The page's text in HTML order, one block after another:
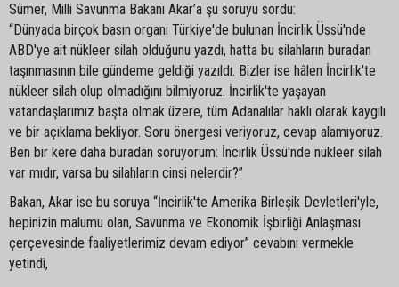
Sümer, Milli Savunma Bakanı Akar’a şu soruyu sordu:
“Dünyada birçok basın organı Türkiye'de bulunan İncirlik Üssü'nde
ABD'ye ait nükleer silah olduğunu yazdı, hatta bu silahların buradan
taşınmasının bile gündeme geldiği yazıldı. Bizler ise hâlen İncirlik'te
nükleer silah olup olmadığını bilmiyoruz. İncirlik'te yaşayan
vatandaşlarımız başta olmak üzere, tüm Adanalılar haklı olarak kaygılı
ve bir açıklama bekliyor. Soru önergesi veriyoruz, cevap alamıyoruz.
Ben bir kere daha buradan soruyorum: İncirlik Üssü'nde nükleer silah
var mıdır, varsa bu silahların cinsi nelerdir?”
Bakan, Akar ise bu soruya “İncirlik'te Amerika Birleşik Devletleri'yle,
hepinizin malumu olan, Savunma ve Ekonomik İşbirliği Anlaşması
çerçevesinde faaliyetlerimiz devam ediyor” cevabını vermekle
yetindi,